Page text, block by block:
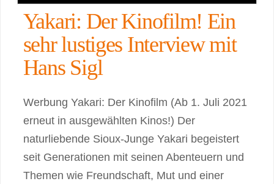
Yakari: Der Kinofilm! Ein
sehr lustiges Interview mit
Hans Sigl
Werbung Yakari: Der Kinofilm (Ab 1. Juli 2021
erneut in ausgewählten Kinos!) Der
naturliebende Sioux-Junge Yakari begeistert
seit Generationen mit seinen Abenteuern und
Themen wie Freundschaft, Mut und einer